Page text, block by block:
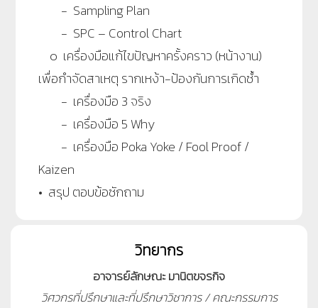
- Sampling Plan
- SPC – Control Chart
๐ เครื่องมือแก้ไขปัญหาครั้งคราว (หน้างาน)
เพื่อกำจัดสาเหตุ รากเหง้า-ป้องกันการเกิดซ้ำ
- เครื่องมือ 3 จริง
- เครื่องมือ 5 Why
- เครื่องมือ Poka Yoke / Fool Proof /
Kaizen
• สรุป ตอบข้อซักถาม
วิทยากร
อาจารย์ลักษณะ มานิตขจรกิจ
วิศวกรที่ปรึกษาและที่ปรึกษาวิชาการ / คณะกรรมการ